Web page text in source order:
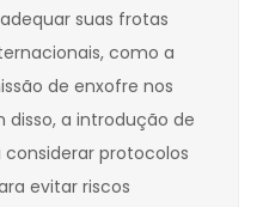
suas frotas
como a
de enxofre nos
disso, a introdução de
protocolos
evitar riscos